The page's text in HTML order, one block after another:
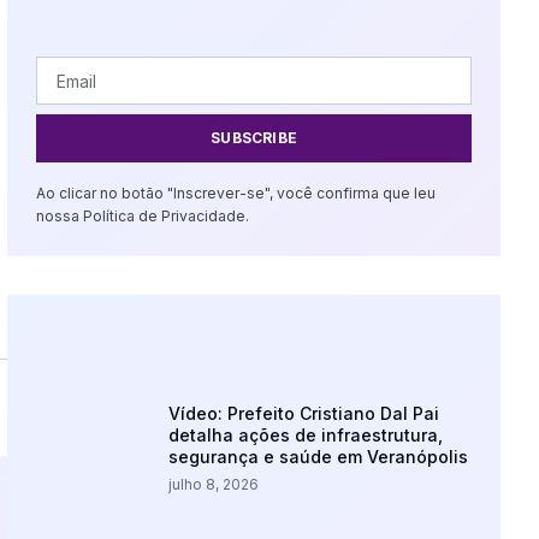
SUBSCRIBE
Ao clicar no botão "Inscrever-se", você confirma que leu
nossa Política de Privacidade.
Vídeo: Prefeito Cristiano Dal Pai
detalha ações de infraestrutura,
segurança e saúde em Veranópolis
julho 8, 2026